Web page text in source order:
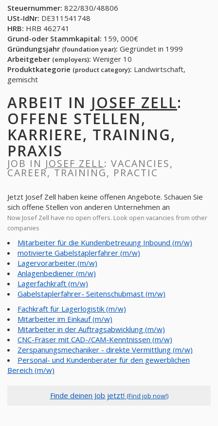
Steuernummer: 822/830/48806
USt-IdNr: DE311541748
HRB: HRB 462741
Grund-oder Stammkapital: 159, 000€
Gründungsjahr (foundation year): Gegründet in 1999
Arbeitgeber (employers): Weniger 10
Produktkategorie (product category): Landwirtschaft,
gemischt
ARBEIT IN JOSEF ZELL:
OFFENE STELLEN,
KARRIERE, TRAINING,
PRAXIS
JOB IN JOSEF ZELL: VACANCIES,
CAREER, TRAINING, PRACTIC
Jetzt Josef Zell haben keine offenen Angebote. Schauen Sie
sich offene Stellen von anderen Unternehmen an
Now Josef Zell have no open offers. Look open vacancies from other
companies
Mitarbeiter für die Kundenbetreuung Inbound (m/w)
motivierte Gabelstaplerfahrer (m/w)
Lagervorarbeiter (m/w)
Anlagenbediener (m/w)
Lagerfachkraft (m/w)
Gabelstaplerfahrer- Seitenschubmast (m/w)
Fachkraft für Lagerlogistik (m/w)
Mitarbeiter im Einkauf (m/w)
Mitarbeiter in der Auftragsabwicklung (m/w)
CNC-Fräser mit CAD-/CAM-Kenntnissen (m/w)
Zerspanungsmechaniker - direkte Vermittlung (m/w)
Personal- und Kundenberater für den gewerblichen
Bereich (m/w)
Finde deinen Job jetzt! (Find job now!)